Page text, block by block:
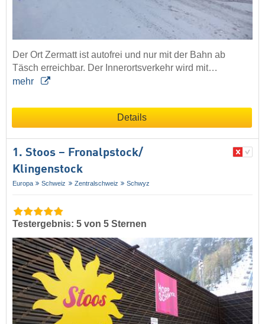
Der Ort Zermatt ist autofrei und nur mit der Bahn ab
Täsch erreichbar. Der Innerortsverkehr wird mit…
mehr
Details
1. Stoos – Fronalpstock/​
Klingenstock
Europa Schweiz Zentralschweiz Schwyz
Testergebnis: 5 von 5 Sternen